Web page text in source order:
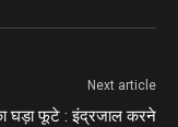
Next article
घड़ा फूटे : इंद्रजाल करने